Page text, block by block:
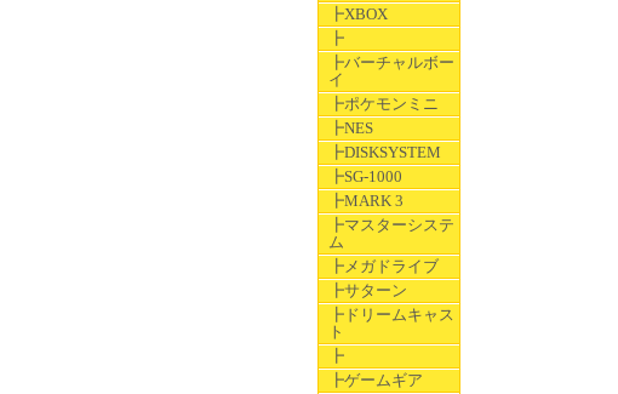
┣XBOX
┣
┣バーチャルボー
イ
┣ポケモンミニ
┣NES
┣DISKSYSTEM
┣SG-1000
┣MARK 3
┣マスターシステ
ム
┣メガドライブ
┣サターン
┣ドリームキャス
ト
┣
┣ゲームギア